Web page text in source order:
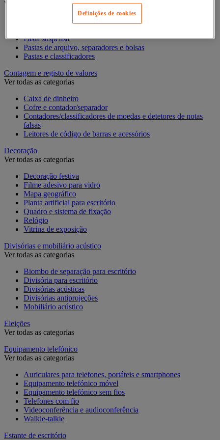
Ver todas as categorias
Acessórios de arquivo para o escritório
Pasta suspensa
Pastas de arquivo, separadores e bolsas
Pastas e classificadores
Contagem e registo de valores
Ver todas as categorias
Caixa de dinheiro
Cofre e contador/separador
Contadores/classificadores de moedas e detetores de notas
falsas
Leitores de código de barras e acessórios
Decoração
Ver todas as categorias
Decoração festiva
Filme adesivo para vidro
Mapa geográfico
Planta artificial para escritório
Quadro e sistema de fixação
Relógio
Vitrina de exposição
Divisórias e mobiliário acústico
Ver todas as categorias
Biombo de separação para escritório
Divisória para escritório
Divisórias acústicas
Divisórias antiprojeções
Mobiliário acústico
Eleições
Ver todas as categorias
Equipamento telefónico
Ver todas as categorias
Auriculares para telefones, portáteis e smartphones
Equipamento telefónico móvel
Equipamento telefónico sem fios
Telefones com fio
Videoconferência e audioconferência
Walkie-talkie
Estante de escritório
Definições de cookies